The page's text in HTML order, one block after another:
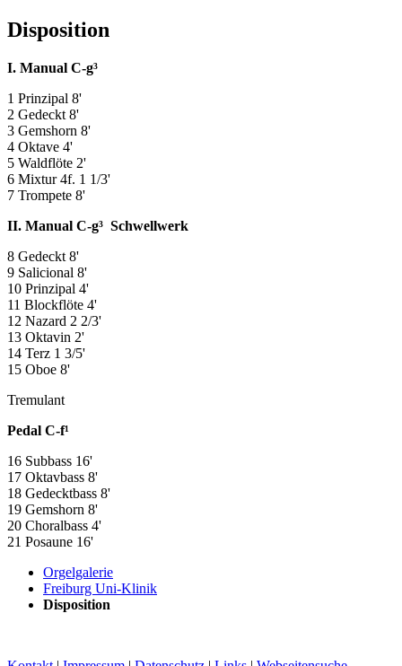
Disposition
I. Manual C-g³
1 Prinzipal 8'
2 Gedeckt 8'
3 Gemshorn 8'
4 Oktave 4'
5 Waldflöte 2'
6 Mixtur 4f. 1 1/3'
7 Trompete 8'
II. Manual C-g³ Schwellwerk
8 Gedeckt 8'
9 Salicional 8'
10 Prinzipal 4'
11 Blockflöte 4'
12 Nazard 2 2/3'
13 Oktavin 2'
14 Terz 1 3/5'
15 Oboe 8'
Tremulant
Pedal C-f¹
16 Subbass 16'
17 Oktavbass 8'
18 Gedecktbass 8'
19 Gemshorn 8'
20 Choralbass 4'
21 Posaune 16'
Orgelgalerie
Freiburg Uni-Klinik
Disposition